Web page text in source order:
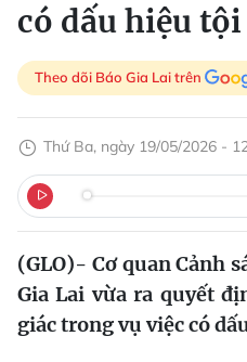
có dấu hiệu
Theo dõi Báo Gia Lai trên
Thứ Ba, ngày 19/05/2026 -
(GLO)- Cơ quan Cảnh
Gia Lai vừa ra quyết
giác trong vụ việc có